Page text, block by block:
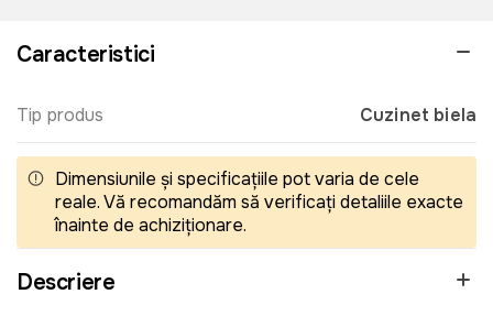
Caracteristici
Tip produs Cuzinet biela
Dimensiunile și specificațiile pot varia de cele
reale. Vă recomandăm să verificați detaliile exacte
înainte de achiziționare.
Descriere